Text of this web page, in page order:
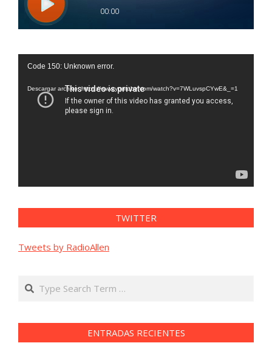
Reproductor
vídeo
Code 150: Unknown error.
Descargar archivo: https://www.youtube.com/watch?v=7WLuvspCYwE&_=1
TWITTER
Tweets by RadioAllen
Search
ENTRADAS RECIENTES